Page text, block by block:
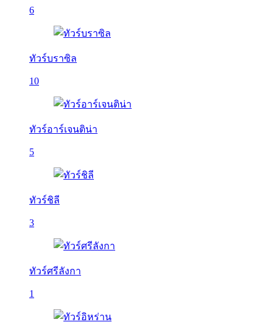
6
ทัวร์บราซิล
10
ทัวร์อาร์เจนติน่า
5
ทัวร์ชิลี
3
ทัวร์ศรีลังกา
1